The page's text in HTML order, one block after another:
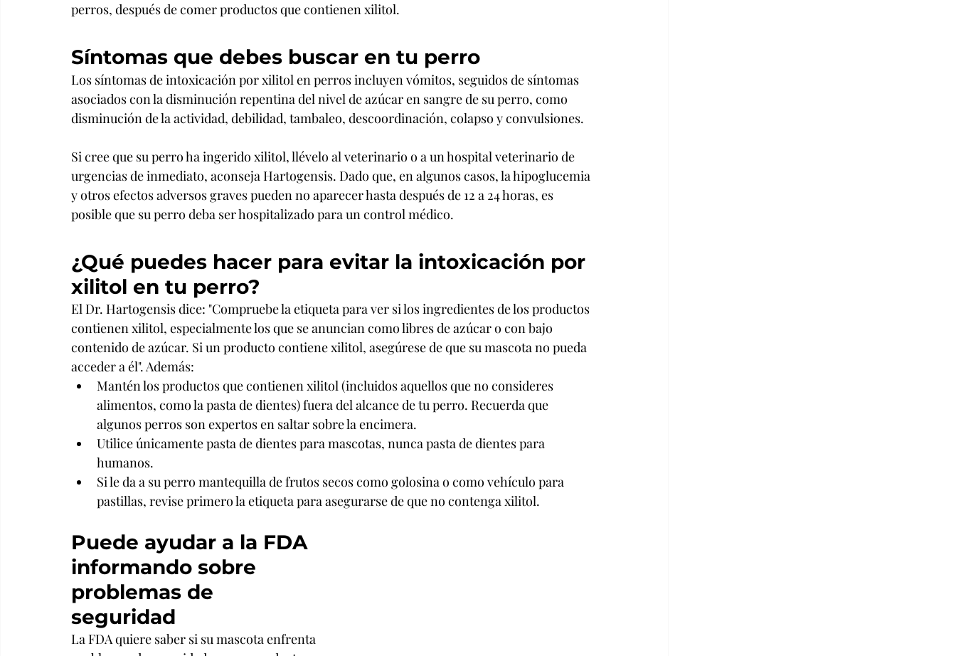
perros, después de comer productos que contienen xilitol.
Síntomas que debes buscar en tu perro
Los síntomas de intoxicación por xilitol en perros incluyen vómitos, seguidos de síntomas
asociados con la disminución repentina del nivel de azúcar en sangre de su perro, como
disminución de la actividad, debilidad, tambaleo, descoordinación, colapso y convulsiones.
Si cree que su perro ha ingerido xilitol, llévelo al veterinario o a un hospital veterinario de
urgencias de inmediato, aconseja Hartogensis. Dado que, en algunos casos, la hipoglucemia
y otros efectos adversos graves pueden no aparecer hasta después de 12 a 24 horas, es
posible que su perro deba ser hospitalizado para un control médico.
¿Qué puedes hacer para evitar la intoxicación por
xilitol en tu perro?
El Dr. Hartogensis dice: "Compruebe la etiqueta para ver si los ingredientes de los productos
contienen xilitol, especialmente los que se anuncian como libres de azúcar o con bajo
contenido de azúcar. Si un producto contiene xilitol, asegúrese de que su mascota no pueda
acceder a él". Además:
Mantén los productos que contienen xilitol (incluidos aquellos que no consideres
alimentos, como la pasta de dientes) fuera del alcance de tu perro. Recuerda que
algunos perros son expertos en saltar sobre la encimera.
Utilice únicamente pasta de dientes para mascotas, nunca pasta de dientes para
humanos.
Si le da a su perro mantequilla de frutos secos como golosina o como vehículo para
pastillas, revise primero la etiqueta para asegurarse de que no contenga xilitol.
Puede ayudar a la FDA
informando sobre
problemas de
seguridad
La FDA quiere saber si su mascota enfrenta